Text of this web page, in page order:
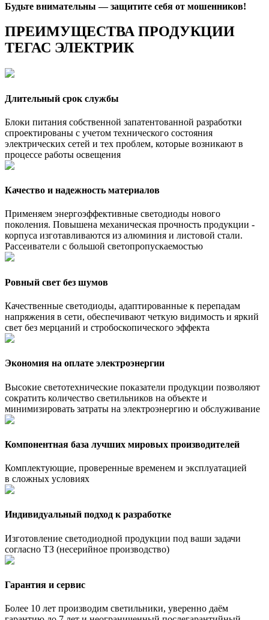
Будьте внимательны — защитите себя от мошенников!
ПРЕИМУЩЕСТВА ПРОДУКЦИИ
ТЕГАС ЭЛЕКТРИК
Длительный срок службы
Блоки питания собственной запатентованной разработки
спроектированы с учетом технического состояния
электрических сетей и тех проблем, которые возникают в
процессе работы освещения
Качество и надежность материалов
Применяем энергоэффективные светодиоды нового
поколения. Повышена механическая прочность продукции -
корпуса изготавливаются из алюминия и листовой стали.
Рассеиватели с большой светопропускаемостью
Ровный свет без шумов
Качественные светодиоды, адаптированные к перепадам
напряжения в сети, обеспечивают четкую видимость и яркий
свет без мерцаний и стробоскопического эффекта
Экономия на оплате электроэнергии
Высокие светотехнические показатели продукции позволяют
сократить количество светильников на объекте и
минимизировать затраты на электроэнергию и обслуживание
Компонентная база лучших мировых производителей
Комплектующие, проверенные временем и эксплуатацией
в сложных условиях
Индивидуальный подход к разработке
Изготовление светодиодной продукции под ваши задачи
согласно ТЗ (несерийное производство)
Гарантия и сервис
Более 10 лет производим светильники, уверенно даём